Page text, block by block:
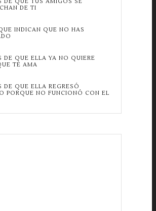
DE TI
INDICAN QUE NO HAS
DE QUE ELLA YA NO QUIERE
TE AMA
DE QUE ELLA REGRESÓ
PORQUE NO FUNCIONÓ CON EL